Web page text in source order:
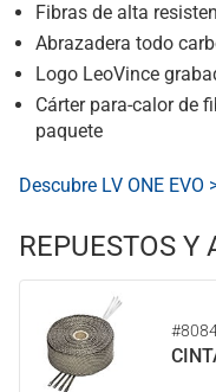
Fibras de alta
Abrazadera todo
Logo LeoVince
Cárter para-calor de
paquete
Descubre LV ONE EVO
REPUESTOS Y